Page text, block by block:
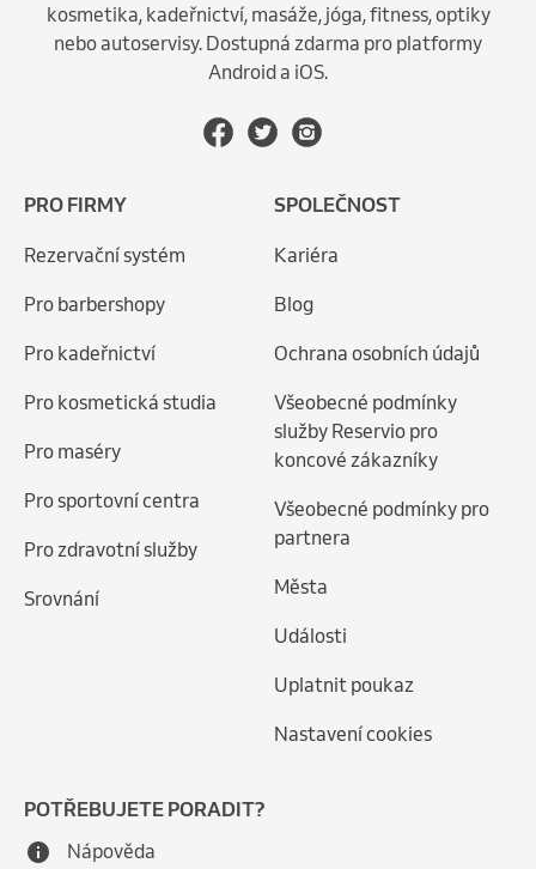
kosmetika, kadeřnictví, masáže, jóga, fitness, optiky
nebo autoservisy. Dostupná zdarma pro platformy
Android a iOS.
PRO FIRMY
Rezervační systém
Pro barbershopy
Pro kadeřnictví
Pro kosmetická studia
Pro maséry
Pro sportovní centra
Pro zdravotní služby
Srovnání
SPOLEČNOST
Kariéra
Blog
Ochrana osobních údajů
Všeobecné podmínky
služby Reservio pro
koncové zákazníky
Všeobecné podmínky pro
partnera
Města
Události
Uplatnit poukaz
Nastavení cookies
POTŘEBUJETE PORADIT?
Nápověda